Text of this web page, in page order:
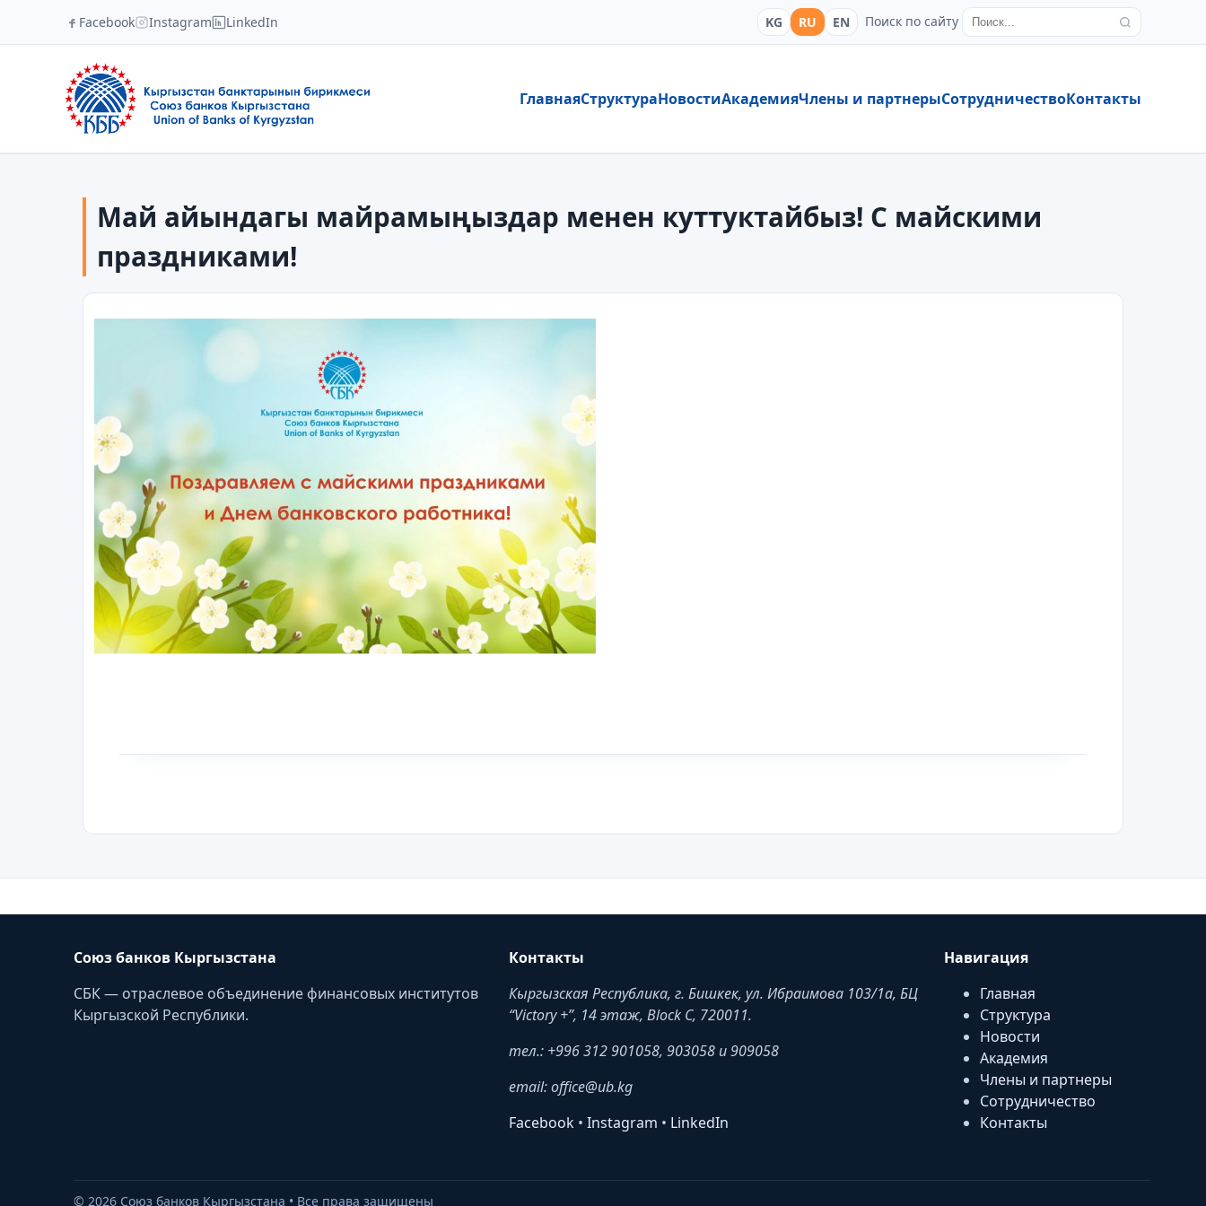
Facebook Instagram LinkedIn KG RU EN Поиск по сайту
ГлавнаяСтруктураНовостиАкадемияЧлены и партнерыСотрудничествоКонтакты
Май айындагы майрамыңыздар менен куттуктайбыз! С майскими
праздниками!
Союз банков Кыргызстана
СБК — отраслевое объединение финансовых институтов
Кыргызской Республики.
Контакты
Кыргызская Республика, г. Бишкек, ул. Ибраимова 103/1a, БЦ
“Victory +”, 14 этаж, Block C, 720011.
тел.: +996 312 901058, 903058 и 909058
email: office@ub.kg
Facebook• Instagram • LinkedIn
Навигация
Главная
Структура
Новости
Академия
Члены и партнеры
Сотрудничество
Контакты
© 2026 Союз банков Кыргызстана • Все права защищены